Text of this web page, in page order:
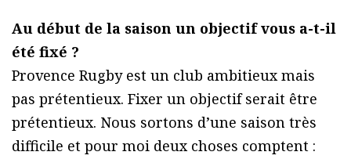
Au début de la saison un objectif vous a-t-il
été fixé ?
Provence Rugby est un club ambitieux mais
pas prétentieux. Fixer un objectif serait être
prétentieux. Nous sortons d’une saison très
difficile et pour moi deux choses comptent :